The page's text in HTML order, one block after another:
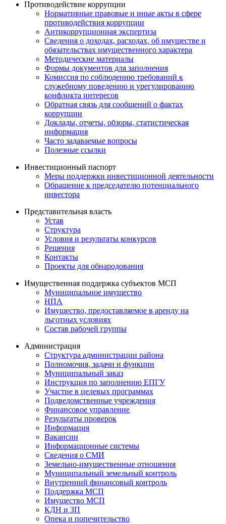
Противодействие коррупции
Нормативные правовые и иные акты в сфере
противодействия коррупции
Антикоррупционная экспертиза
Сведения о доходах, расходах, об имуществе и
обязательствах имущественного характера
Методические материалы
Формы документов для заполнения
Комиссия по соблюдению требований к
служебному поведению и урегулированию
конфликта интересов
Обратная связь для сообщений о фактах
коррупции
Доклады, отчеты, обзоры, статистическая
информация
Часто задаваемые вопросы
Полезные ссылки
Инвестиционный паспорт
Меры поддержки инвестиционной деятельности
Обращение к председателю потенциального
инвестора
Представительная власть
Устав
Структура
Условия и результаты конкурсов
Решения
Контакты
Проекты для обнародования
Имущественная поддержка субъектов МСП
Муниципальное имущество
НПА
Имущество, предоставляемое в аренду на
льготных условиях
Состав рабочей группы
Администрация
Структура администрации района
Полномочия, задачи и функции
Муниципальный заказ
Инструкция по заполнению ЕПГУ
Участие в целевых программах
Подведомственные учреждения
Финансовое управление
Результаты проверок
Информация
Вакансии
Информационные системы
Сведения о СМИ
Земельно-имущественные отношения
Муниципальный земельный контроль
Внутренний финансовый контроль
Поддержка МСП
Имущество МСП
КДН и ЗП
Опека и попечительство